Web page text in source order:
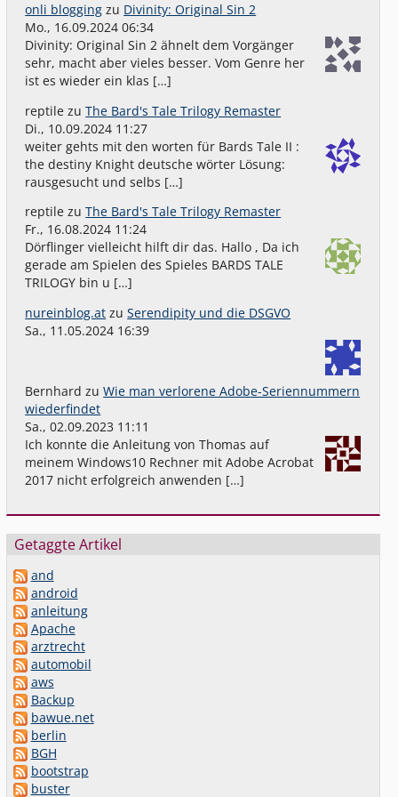
onli blogging zu Divinity: Original Sin 2
Mo., 16.09.2024 06:34
Divinity: Original Sin 2 ähnelt dem Vorgänger
sehr, macht aber vieles besser. Vom Genre her
ist es wieder ein klas […]
reptile zuThe Bard's Tale Trilogy Remaster
Di., 10.09.2024 11:27
weiter gehts mit den worten für Bards Tale II :
the destiny Knight deutsche wörter Lösung:
rausgesucht und selbs […]
reptile zuThe Bard's Tale Trilogy Remaster
Fr., 16.08.2024 11:24
Dörflinger vielleicht hilft dir das. Hallo , Da ich
gerade am Spielen des Spieles BARDS TALE
TRILOGY bin u […]
nureinblog.at zuSerendipity und die DSGVO
Sa., 11.05.2024 16:39
Bernhard zuWie man verlorene Adobe-Seriennummern
wiederfindet
Sa., 02.09.2023 11:11
Ich konnte die Anleitung von Thomas auf
meinem Windows10 Rechner mit Adobe Acrobat
2017 nicht erfolgreich anwenden […]
Getaggte Artikel
and
android
anleitung
Apache
arztrecht
automobil
aws
Backup
bawue.net
berlin
BGH
bootstrap
buster